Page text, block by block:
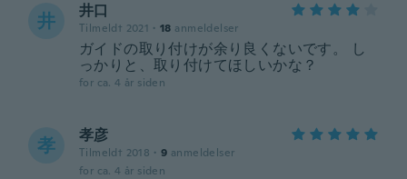
井 井口
Tilmeldt 2021 · 18 anmeldelser
ガイドの取り付けが余り良くないです。 し
っかりと、取り付けてほしいかな？
for ca. 4 år siden
孝 孝彦
Tilmeldt 2018 · 9 anmeldelser
for ca. 4 år siden